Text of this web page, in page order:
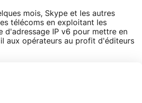
mois, Skype et les autres
télécoms en exploitant les
d'adressage IP v6 pour mettre en
aux opérateurs au profit d'éditeurs